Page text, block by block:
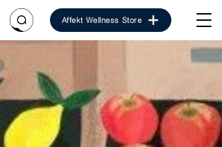
Affekt Wellness Store